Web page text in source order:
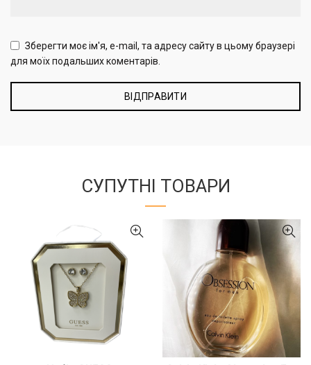
Зберегти моє ім'я, e-mail, та адресу сайту в цьому браузері
для моїх подальших коментарів.
СУПУТНІ ТОВАРИ